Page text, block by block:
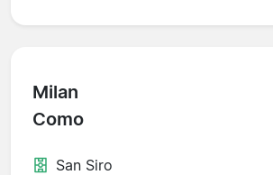
Milan
Como
San Siro